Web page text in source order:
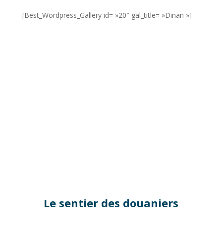
[Best_Wordpress_Gallery id= »20″ gal_title= »Dinan »]
Le sentier des douaniers